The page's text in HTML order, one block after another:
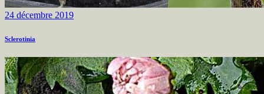
24 décembre 2019
Sclerotinia